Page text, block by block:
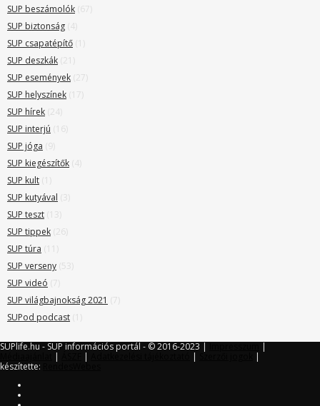
SUP beszámolók (67)
SUP biztonság (4)
SUP csapatépítő (1)
SUP deszkák (21)
SUP események (27)
SUP helyszínek (17)
SUP hírek (24)
SUP interjú (16)
SUP jóga (9)
SUP kiegészítők (4)
SUP kult (1)
SUP kutyával (3)
SUP teszt (13)
SUP tippek (26)
SUP túra (11)
SUP verseny (53)
SUP videó (7)
SUP világbajnokság 2021 (7)
SUPod podcast (1)
SUPlife.hu - SUP információs portál - © 2016-2023 |
készítette: